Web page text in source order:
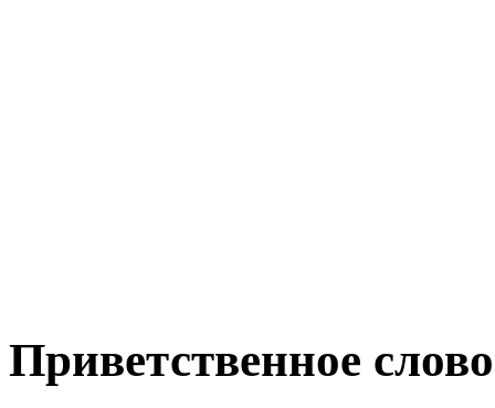
Приветственное